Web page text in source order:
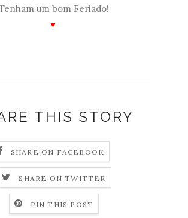
um bom Feriado!
♥
THIS STORY
SHARE ON FACEBOOK
SHARE ON TWITTER
PIN THIS POST